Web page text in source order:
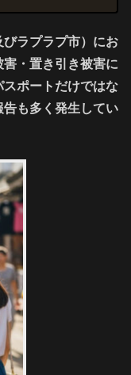
ラプラプ市）にお
・置き引き被害に
ポートだけではな
告も多く発生してい